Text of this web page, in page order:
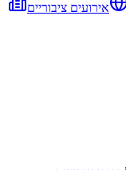
אירועים ציבוריים